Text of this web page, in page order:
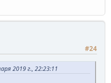
#24
2019 г., 22:23:11